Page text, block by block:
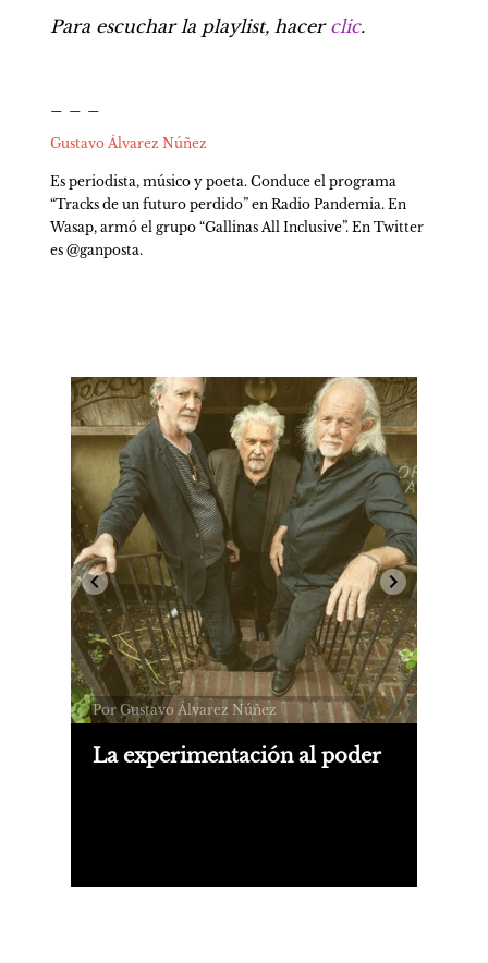
Para escuchar la playlist, hacer clic.
Gustavo Álvarez Núñez
Es periodista, músico y poeta. Conduce el programa
“Tracks de un futuro perdido” en Radio Pandemia. En
Wasap, armó el grupo “Gallinas All Inclusive”. En Twitter
es @ganposta.
Por Gustavo Álvarez Núñez
La experimentación al poder